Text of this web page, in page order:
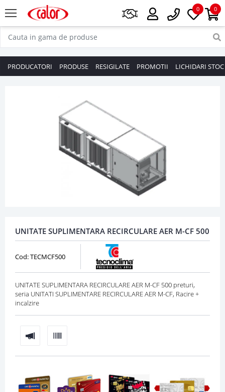
0
0
PRODUCATORI PRODUSE RESIGILATE PROMOTII LICHIDARI STOC
UNITATE SUPLIMENTARA RECIRCULARE AER M-CF 500
Cod: TECMCF500
UNITATE SUPLIMENTARA RECIRCULARE AER M-CF 500 preturi,
seria UNITATI SUPLIMENTARE RECIRCULARE AER M-CF, Racire +
incalzire